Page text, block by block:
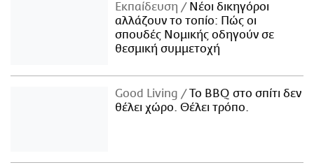
Εκπαίδευση
Νέοι δικηγόροι
αλλάζουν το τοπίο: Πώς οι
σπουδές Νομικής οδηγούν σε
θεσμική συμμετοχή
Good Living
Το BBQ στο σπίτι δεν
θέλει χώρο. Θέλει τρόπο.